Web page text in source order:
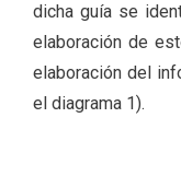
dicha guía se
elaboración de
elaboración del
el diagrama 1).